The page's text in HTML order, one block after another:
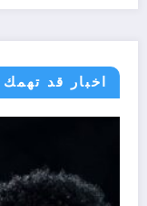
اخبار قد تهمك